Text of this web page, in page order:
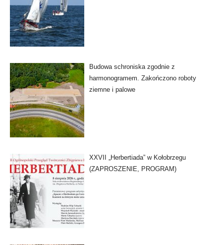
Budowa schroniska zgodnie z
harmonogramem. Zakończono roboty
ziemne i palowe
XXVII „Herbertiada” w Kołobrzegu
(ZAPROSZENIE, PROGRAM)